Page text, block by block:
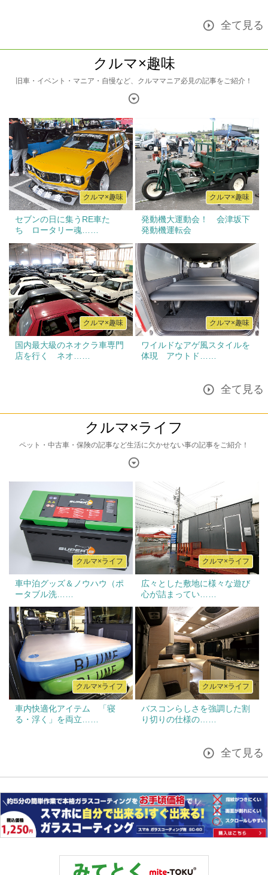
全て見る
クルマ×趣味
旧車・イベント・マニア・自慢など、クルママニア必見の記事をご紹介！
クルマ×趣味
セブンの日に集うRE車た
ち ロータリー魂……
クルマ×趣味
発動機大運動会！ 会津坂下
発動機運転会
クルマ×趣味
国内最大級のネオクラ車専門
店を行く ネオ……
クルマ×趣味
ワイルドなアゲ風スタイルを
体現 アウトド……
全て見る
クルマ×ライフ
ペット・中古車・保険の記事など生活に欠かせない事の記事をご紹介！
クルマ×ライフ
車中泊グッズ＆ノウハウ（ポ
ータブル洗……
クルマ×ライフ
広々とした敷地に様々な遊び
心が詰まってい……
クルマ×ライフ
車内快適化アイテム 「寝
る・浮く」を両立……
クルマ×ライフ
バスコンらしさを強調した割
り切りの仕様の……
全て見る